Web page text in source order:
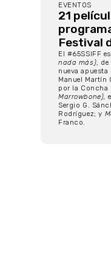
EVENTOS
21
Festival
El #65SSIFF
nada más), de
nueva
Manuel Martín
por la Concha
Marrowbone),
Sergio G.
Rodríguez; y
Franco.